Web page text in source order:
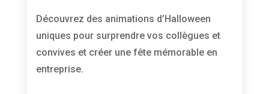
Découvrez des animations d’Halloween
uniques pour surprendre vos collègues et
convives et créer une fête mémorable en
entreprise.